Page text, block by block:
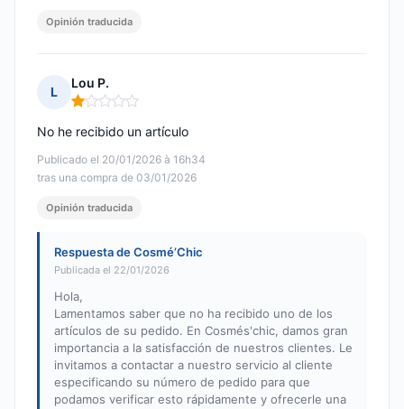
Opinión traducida
L
Lou P.
Nota: 1 de 5
Publicado el 20/01/2026 à 16h34
tras una compra de 03/01/2026
No he recibido un artículo
Opinión traducida
Respuesta de Cosmé’Chic
Publicada el 22/01/2026
Hola,
Lamentamos saber que no ha recibido uno de los
artículos de su pedido. En Cosmés'chic, damos gran
importancia a la satisfacción de nuestros clientes. Le
invitamos a contactar a nuestro servicio al cliente
especificando su número de pedido para que
podamos verificar esto rápidamente y ofrecerle una